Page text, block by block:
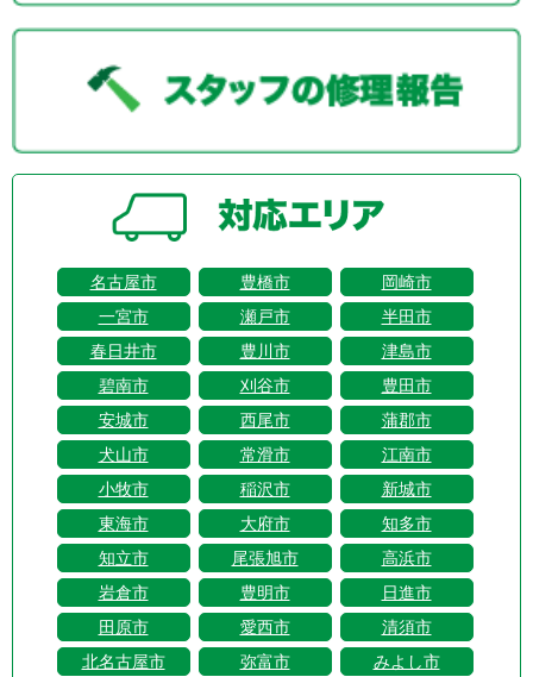
名古屋市 豊橋市
岡崎市
一宮市
瀬戸市
半田市
春日井市
豊川市
津島市
碧南市
刈谷市
豊田市
安城市
西尾市
蒲郡市
犬山市
常滑市
江南市
小牧市
稲沢市
新城市
東海市
大府市
知多市
知立市
尾張旭市
高浜市
岩倉市
豊明市
日進市
田原市
愛西市
清須市
北名古屋市
弥富市
みよし市